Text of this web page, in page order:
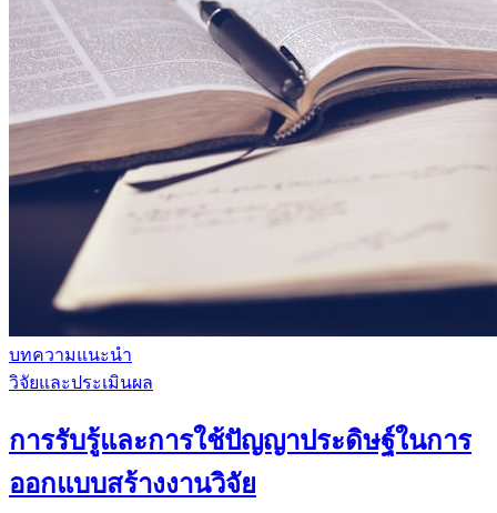
บทความแนะนำ
วิจัยและประเมินผล
การรับรู้และการใช้ปัญญาประดิษฐ์ในการ
ออกแบบสร้างงานวิจัย